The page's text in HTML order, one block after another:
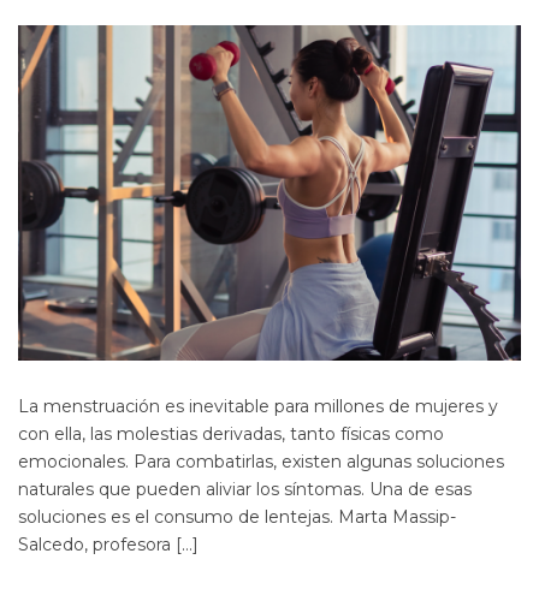
La menstruación es inevitable para millones de mujeres y
con ella, las molestias derivadas, tanto físicas como
emocionales. Para combatirlas, existen algunas soluciones
naturales que pueden aliviar los síntomas. Una de esas
soluciones es el consumo de lentejas. Marta Massip-
Salcedo, profesora […]